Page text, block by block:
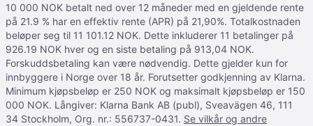
10 000 NOK betalt ned over 12 måneder med en gjeldende rente
på 21.9 % har en effektiv rente (APR) på 21,90%. Totalkostnaden
beløper seg til 11 101.12 NOK. Dette inkluderer 11 betalinger på
926.19 NOK hver og en siste betaling på 913,04 NOK.
Forskuddsbetaling kan være nødvendig. Dette gjelder kun for
innbyggere i Norge over 18 år. Forutsetter godkjenning av Klarna.
Minimum kjøpsbeløp er 250 NOK og maksimalt kjøpsbeløp er 150
000 NOK. Långiver: Klarna Bank AB (publ), Sveavägen 46, 111
34 Stockholm, Org. nr.: 556737-0431. Se vilkår og andre